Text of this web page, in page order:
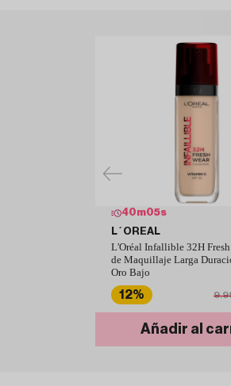
40m04s
L´OREAL
L'Oréal Infallible 32H Fresh
de Maquillaje Larga
Oro Bajo
12%
Añadir al